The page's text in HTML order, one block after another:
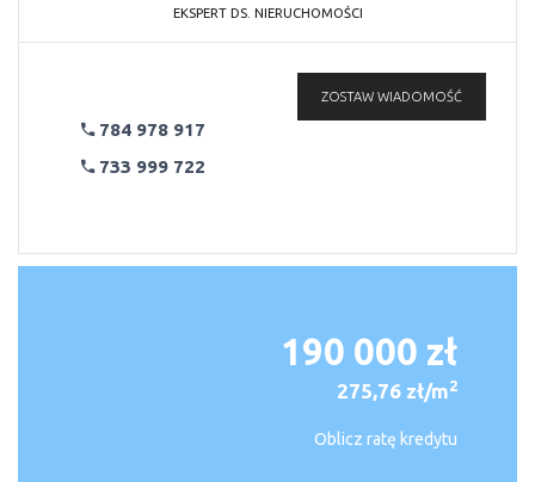
EKSPERT DS. NIERUCHOMOŚCI
784 978 917
733 999 722
ZOSTAW WIADOMOŚĆ
190 000 zł
275,76 zł/m2
Oblicz ratę kredytu